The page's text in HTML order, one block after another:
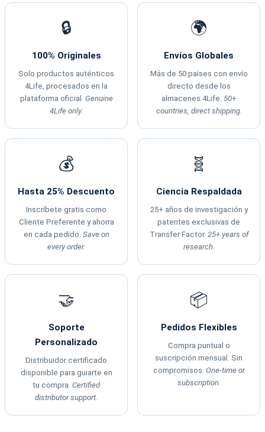
🔒
100% Originales
Solo productos auténticos
4Life, procesados en la
plataforma oficial. Genuine
4Life only.
🌍
Envíos Globales
Más de 50 países con envío
directo desde los
almacenes 4Life. 50+
countries, direct shipping.
💰
Hasta 25% Descuento
Inscríbete gratis como
Cliente Preferente y ahorra
en cada pedido. Save on
every order.
🧬
Ciencia Respaldada
25+ años de investigación y
patentes exclusivas de
Transfer Factor. 25+ years of
research.
🤝
Soporte
Personalizado
Distribuidor certificado
disponible para guiarte en
tu compra. Certified
distributor support.
📦
Pedidos Flexibles
Compra puntual o
suscripción mensual. Sin
compromisos. One-time or
subscription.